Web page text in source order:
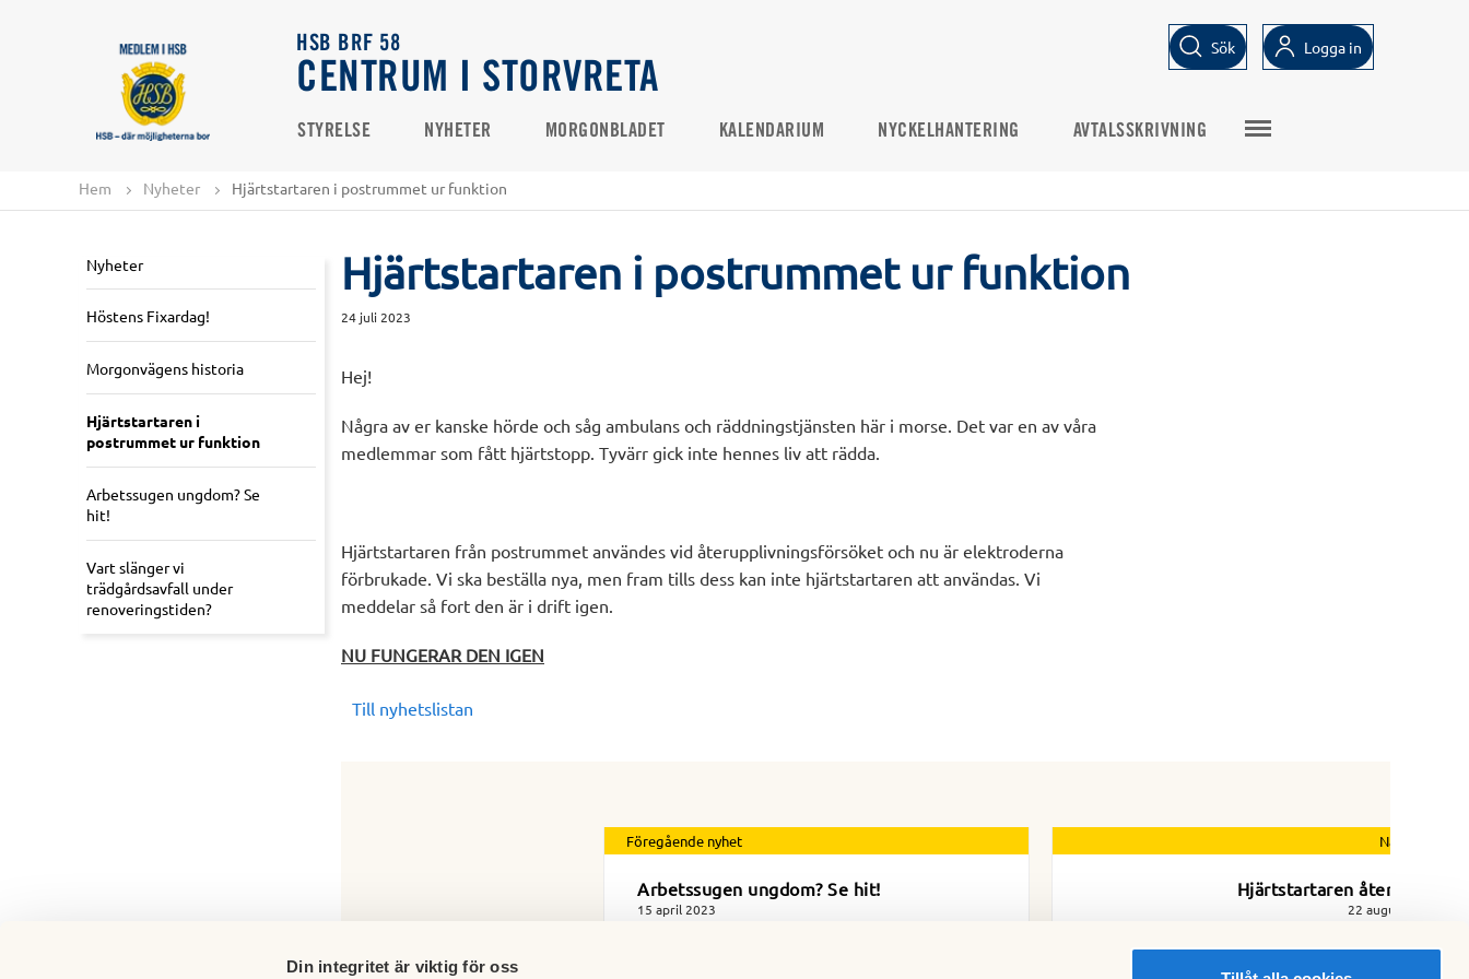
Din integritet är viktig för oss
HSB BRF 58
CENTRUM I STORVRETA
Sök Logga in
STYRELSE NYHETER MORGONBLADET KALENDARIUM NYCKELHANTERING AVTALSSKRIVNING
Hem Nyheter Hjärtstartaren i postrummet ur funktion
Nyheter
Höstens Fixardag!
Morgonvägens historia
Hjärtstartaren i
postrummet ur funktion
Arbetssugen ungdom? Se
hit!
Vart slänger vi
trädgårdsavfall under
renoveringstiden?
Hjärtstartaren i postrummet ur funktion
24 juli 2023
Hej!
Några av er kanske hörde och såg ambulans och räddningstjänsten här i morse. Det var en av våra
medlemmar som fått hjärtstopp. Tyvärr gick inte hennes liv att rädda.
Hjärtstartaren från postrummet användes vid återupplivningsförsöket och nu är elektroderna
förbrukade. Vi ska beställa nya, men fram tills dess kan inte hjärtstartaren att användas. Vi
meddelar så fort den är i drift igen.
NU FUNGERAR DEN IGEN
Till nyhetslistan
Föregående nyhet
Arbetssugen ungdom? Se hit!
15 april 2023
Nästa nyhet
Hjärtstartaren åter i drift
22 augusti 2023